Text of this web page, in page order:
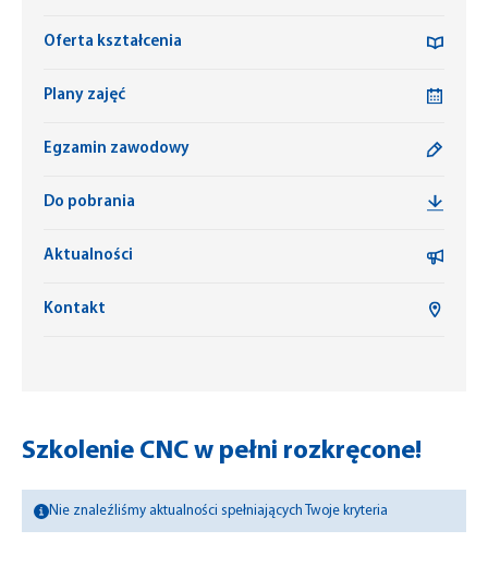
Oferta kształcenia
Plany zajęć
Egzamin zawodowy
Do pobrania
Aktualności
Kontakt
Szkolenie CNC w pełni rozkręcone!
Nie znaleźliśmy aktualności spełniających Twoje kryteria